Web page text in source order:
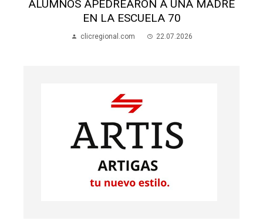
ALUMNOS APEDREARON A UNA MADRE
EN LA ESCUELA 70
clicregional.com 22.07.2026